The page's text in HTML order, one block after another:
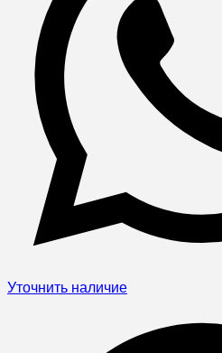
Уточнить наличие